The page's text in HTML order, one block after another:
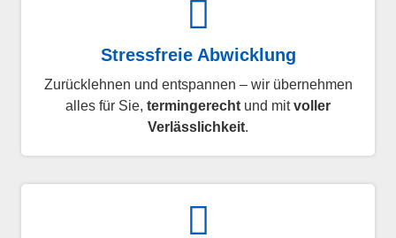
Stressfreie Abwicklung
Zurücklehnen und entspannen – wir übernehmen
alles für Sie, termingerecht und mitvoller
Verlässlichkeit.